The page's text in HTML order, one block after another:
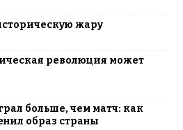
жару
революция может
больше, чем матч: как
образ страны